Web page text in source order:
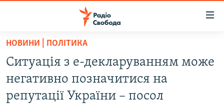
Перейти
основного
матеріалу
до
ВСЕ ЗА ДОБУ
НОВИНИ | ПОЛІТИКА
Ситуація з е-декларуванням може
негативно позначитися на
репутації України – посол